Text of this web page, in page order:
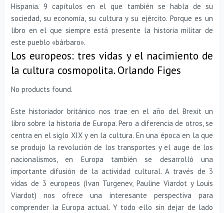
Hispania. 9 capítulos en el que también se habla de su
sociedad, su economía, su cultura y su ejército. Porque es un
libro en el que siempre está presente la historia militar de
este pueblo «bárbaro».
Los europeos: tres vidas y el nacimiento de
la cultura cosmopolita. Orlando Figes
No products found.
Este historiador británico nos trae en el año del Brexit un
libro sobre la historia de Europa. Pero a diferencia de otros, se
centra en el siglo XIX y en la cultura. En una época en la que
se produjo la revolución de los transportes y el auge de los
nacionalismos, en Europa también se desarrolló una
importante difusión de la actividad cultural. A través de 3
vidas de 3 europeos (Ivan Turgenev, Pauline Viardot y Louis
Viardot) nos ofrece una interesante perspectiva para
comprender la Europa actual. Y todo ello sin dejar de lado